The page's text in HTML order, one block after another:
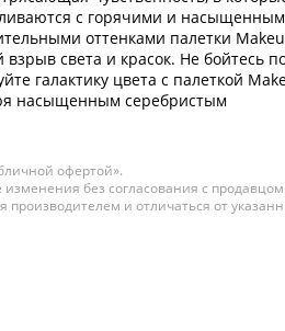
с горячими и
оттенками палетки
света и красок. Не бойтесь
галактику цвета с палеткой
насыщенным серебристым
офертой».
без согласования с продавцом.
и отличаться от